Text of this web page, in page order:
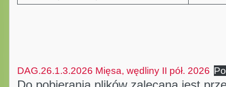
DAG.26.1.3.2026 Mięsa, wędliny II pół. 2026